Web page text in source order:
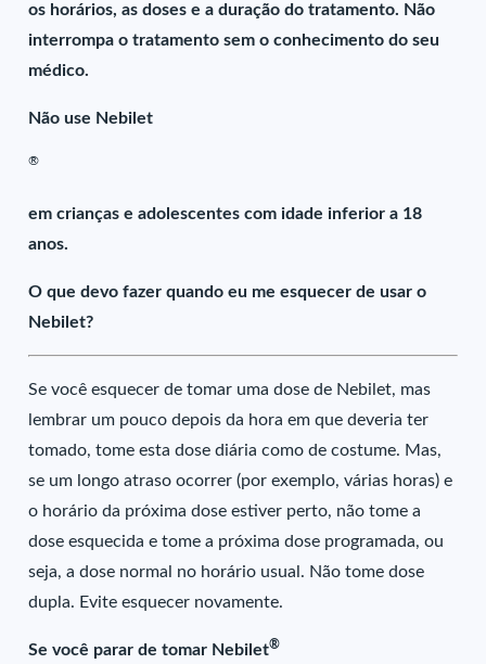
os horários, as doses e a duração do tratamento. Não
interrompa o tratamento sem o conhecimento do seu
médico.
Não use Nebilet
®
em crianças e adolescentes com idade inferior a 18
anos.
O que devo fazer quando eu me esquecer de usar o
Nebilet?
Se você esquecer de tomar uma dose de Nebilet, mas
lembrar um pouco depois da hora em que deveria ter
tomado, tome esta dose diária como de costume. Mas,
se um longo atraso ocorrer (por exemplo, várias horas) e
o horário da próxima dose estiver perto, não tome a
dose esquecida e tome a próxima dose programada, ou
seja, a dose normal no horário usual. Não tome dose
dupla. Evite esquecer novamente.
Se você parar de tomar Nebilet®